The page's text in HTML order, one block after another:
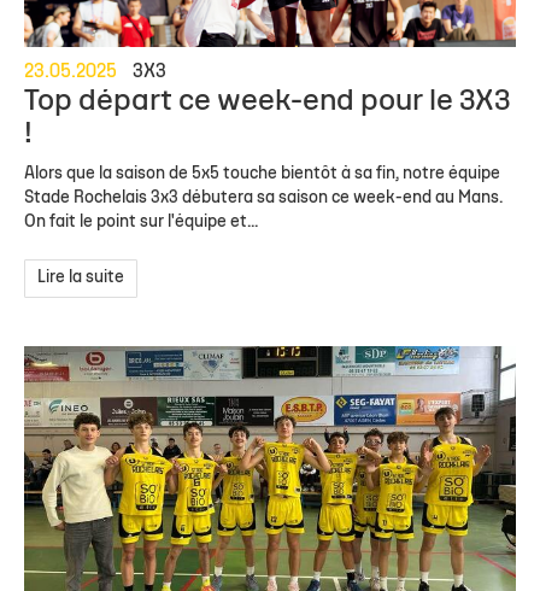
23.05.2025 3X3
Top départ ce week-end pour le 3X3
!
Alors que la saison de 5x5 touche bientôt à sa fin, notre équipe
Stade Rochelais 3x3 débutera sa saison ce week-end au Mans.
On fait le point sur l'équipe et...
Lire la suite